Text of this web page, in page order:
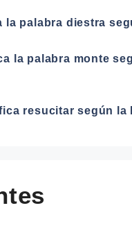
la palabra diestra
la palabra monte
resucitar según la